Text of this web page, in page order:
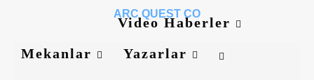
Video Haberler
Mekanlar
Yazarlar
ARC QUEST CO